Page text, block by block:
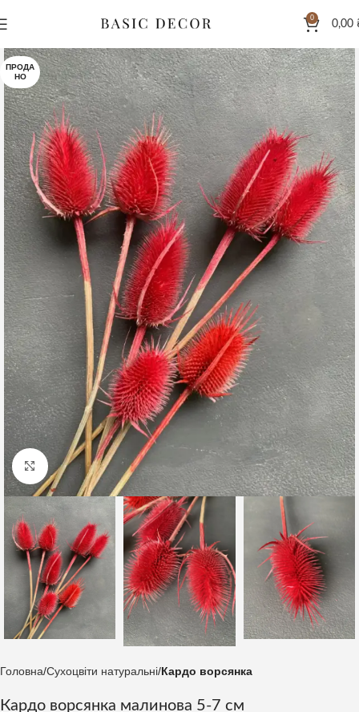
0
0,00
ПРОДА
НО
Клацніть, щоб збільшити
Головна Сухоцвіти натуральні Кардо ворсянка
Кардо ворсянка малинова 5-7 см